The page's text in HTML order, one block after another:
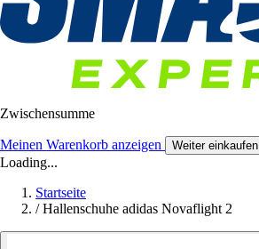
Zwischensumme
Meinen Warenkorb anzeigen Weiter einkaufen
Loading...
Startseite
/ Hallenschuhe adidas Novaflight 2